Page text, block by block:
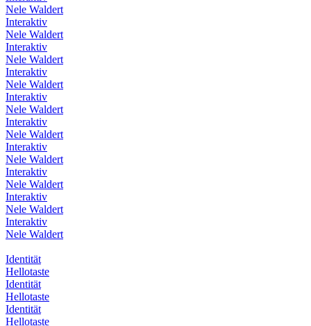
Nele Waldert
Interaktiv
Nele Waldert
Interaktiv
Nele Waldert
Interaktiv
Nele Waldert
Interaktiv
Nele Waldert
Interaktiv
Nele Waldert
Interaktiv
Nele Waldert
Interaktiv
Nele Waldert
Interaktiv
Nele Waldert
Interaktiv
Nele Waldert
Identität
Hellotaste
Identität
Hellotaste
Identität
Hellotaste